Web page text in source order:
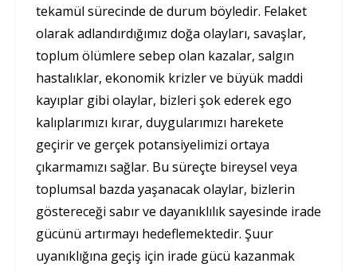
tekamül sürecinde de durum böyledir. Felaket
olarak adlandırdığımız doğa olayları, savaşlar,
toplum ölümlere sebep olan kazalar, salgın
hastalıklar, ekonomik krizler ve büyük maddi
kayıplar gibi olaylar, bizleri şok ederek ego
kalıplarımızı kırar, duygularımızı harekete
geçirir ve gerçek potansiyelimizi ortaya
çıkarmamızı sağlar. Bu süreçte bireysel veya
toplumsal bazda yaşanacak olaylar, bizlerin
göstereceği sabır ve dayanıklılık sayesinde irade
gücünü artırmayı hedeflemektedir. Şuur
uyanıklığına geçiş için irade gücü kazanmak